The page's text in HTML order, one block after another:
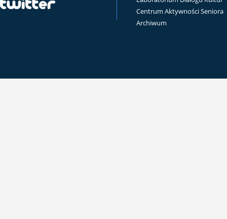
Centrum Aktywności Seniora
Archiwum